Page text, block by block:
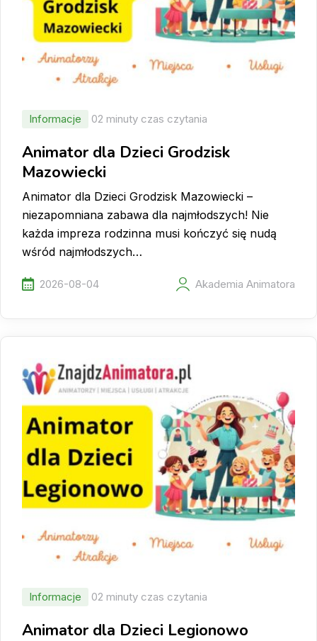
Informacje 02 minuty czas czytania
Animator dla Dzieci Grodzisk
Mazowiecki
Animator dla Dzieci Grodzisk Mazowiecki –
niezapomniana zabawa dla najmłodszych! Nie
każda impreza rodzinna musi kończyć się nudą
wśród najmłodszych…
2026-08-04 Akademia Animatora
Informacje 02 minuty czas czytania
Animator dla Dzieci Legionowo